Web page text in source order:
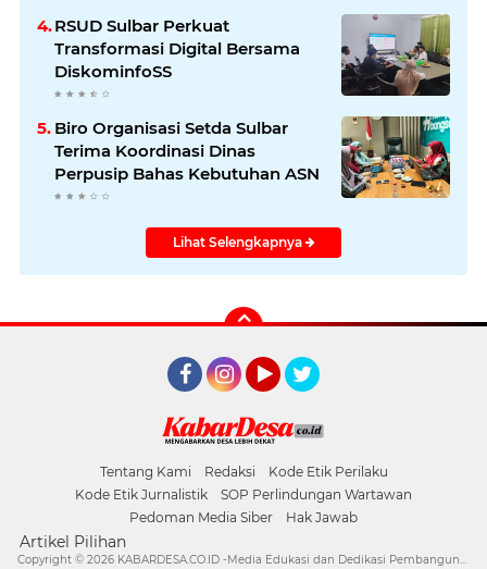
RSUD Sulbar Perkuat
Transformasi Digital Bersama
DiskominfoSS
Biro Organisasi Setda Sulbar
Terima Koordinasi Dinas
Perpusip Bahas Kebutuhan ASN
Lihat Selengkapnya
Tentang Kami Redaksi
Kode Etik Perilaku
Kode Etik Jurnalistik
SOP Perlindungan Wartawan
Pedoman Media Siber
Hak Jawab
Artikel Pilihan
Copyright © 2026 KABARDESA.CO.ID -Media Edukasi dan Dedikasi Pembangunan Desa